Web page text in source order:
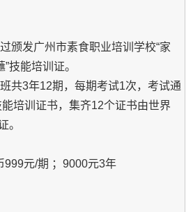
颁发广州市素食职业培训学校“家
技能培训证。
共3年12期，每期考试1次，考试通
培训证书，集齐12个证书由世界
。
999元/期 ；9000元3年